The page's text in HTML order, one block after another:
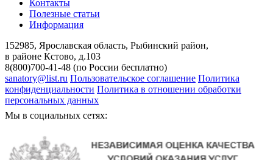
Контакты
Полезные статьи
Информация
152985, Ярославская область, Рыбинский район,
в районе Кстово, д.103
8(800)700-41-48 (по России бесплатно)
sanatory@list.ru Пользовательское соглашение Политика
конфиденциальности Политика в отношении обработки
персональных данных
Мы в социальных сетях: